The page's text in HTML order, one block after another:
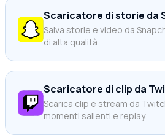
Scaricatore di storie da
Salva storie e video da
di alta qualità.
Scaricatore di clip da
Scarica clip e stream da
momenti salienti e replay.